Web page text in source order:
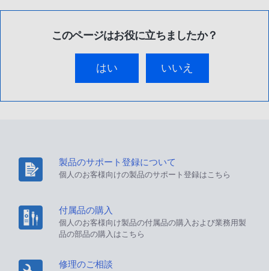
このページはお役に立ちましたか？
はい いいえ
製品のサポート登録について
個人のお客様向けの製品のサポート登録はこちら
付属品の購入
個人のお客様向け製品の付属品の購入および業務用製
品の部品の購入はこちら
修理のご相談